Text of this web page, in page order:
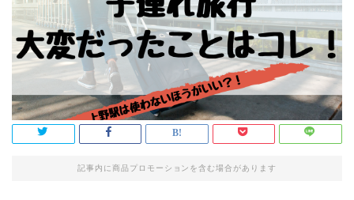
記事内に商品プロモーションを含む場合があります